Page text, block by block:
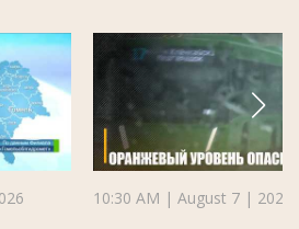
10:30 AM | August 7 | 2026